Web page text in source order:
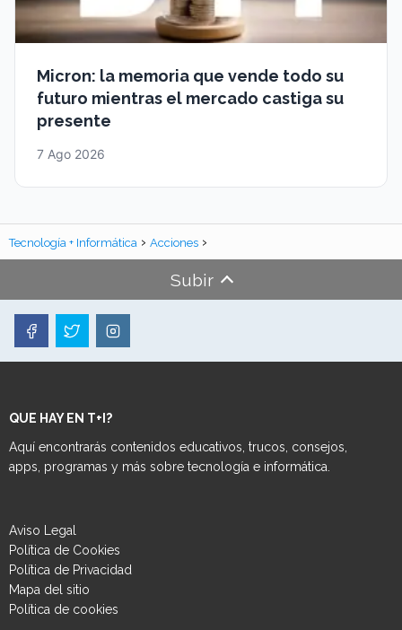
Micron: la memoria que vende todo su
futuro mientras el mercado castiga su
presente
7 Ago 2026
Tecnología + Informática Acciones
Subir
QUE HAY EN T+I?
Aquí encontrarás contenidos educativos, trucos, consejos,
apps, programas y más sobre tecnología e informática.
Aviso Legal
Política de Cookies
Política de Privacidad
Mapa del sitio
Política de cookies